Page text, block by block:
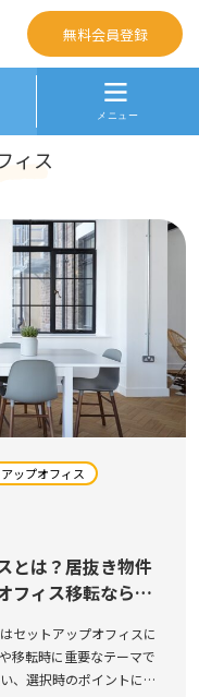
無料会員登録
ィス
ップオフィス
とは？居抜き物件
フィス移転なら
セットアップオフィスに
移転時に重要なテーマで
、選択時のポイントにつ